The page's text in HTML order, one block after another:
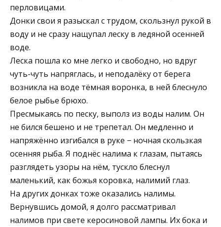
перловицами.
Донки свои я разыскал с трудом, скользнул рукой в
воду и не сразу нащупал леску в ледяной осенней
воде.
Леска пошла ко мне легко и свободно, но вдруг
чуть-чуть напряглась, и неподалёку от берега
возникла на воде тёмная воронка, в ней блеснуло
белое рыбье брюхо.
Пресмыкаясь по песку, выполз из воды налим. Он
не бился бешено и не трепетал. Он медленно и
напряжённо изгибался в руке − ночная скользкая
осенняя рыба. Я поднёс налима к глазам, пытаясь
разглядеть узоры на нём, тускло блеснул
маленький, как божья коровка, налимий глаз.
На других донках тоже оказались налимы.
Вернувшись домой, я долго рассматривал
налимов при свете керосиновой лампы. Их бока и